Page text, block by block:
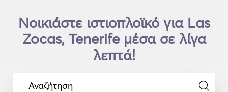
Νοικιάστε ιστιοπλοϊκό για Las
Zocas, Tenerife μέσα σε λίγα
λεπτά!
Αναζήτηση